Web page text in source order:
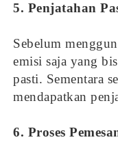
5. Penjatahan
Sebelum
emisi saja yang
pasti. Sementara
mendapatkan
6. Proses